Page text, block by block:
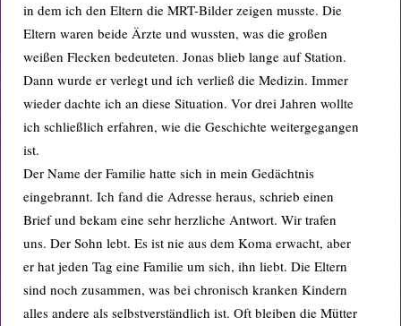
in dem ich den Eltern die MRT-Bilder zeigen musste. Die
Eltern waren beide Ärzte und wussten, was die großen
weißen Flecken bedeuteten. Jonas blieb lange auf Station.
Dann wurde er verlegt und ich verließ die Medizin. Immer
wieder dachte ich an diese Situation. Vor drei Jahren wollte
ich schließlich erfahren, wie die Geschichte weitergegangen
ist.
Der Name der Familie hatte sich in mein Gedächtnis
eingebrannt. Ich fand die Adresse heraus, schrieb einen
Brief und bekam eine sehr herzliche Antwort. Wir trafen
uns. Der Sohn lebt. Es ist nie aus dem Koma erwacht, aber
er hat jeden Tag eine Familie um sich, ihn liebt. Die Eltern
sind noch zusammen, was bei chronisch kranken Kindern
alles andere als selbstverständlich ist. Oft bleiben die Mütter